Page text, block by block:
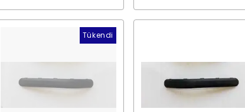
Tükendi